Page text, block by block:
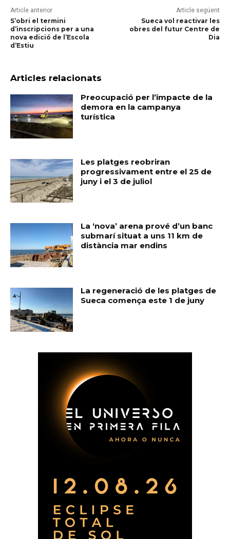
Article anterior
S’obri el termini
d’inscripcions per a una
nova edició de l’Escola
d’Estiu
Article següent
Sueca vol reactivar les
obres del futur Centre de
Dia
Articles relacionats
Preocupació per l’impacte de la
demora en la campanya
turística
Les platges reobriran
progressivament entre el 25 de
juny i el 3 de juliol
La ‘nova’ arena prové d’un banc
submarí situat a uns 11 km de
distància mar endins
La regeneració de les platges de
Sueca comença este 1 de juny